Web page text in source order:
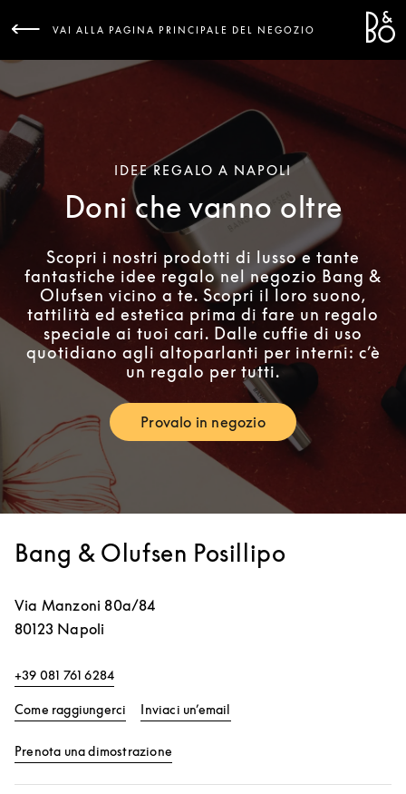
VAI ALLA PAGINA PRINCIPALE DEL NEGOZIO
IDEE REGALO A NAPOLI
Doni che vanno oltre
Scopri i nostri prodotti di lusso e tante
fantastiche idee regalo nel negozio Bang &
Olufsen vicino a te. Scopri il loro suono,
tattilità ed estetica prima di fare un regalo
speciale ai tuoi cari. Dalle cuffie di uso
quotidiano agli altoparlanti per interni: c’è
un regalo per tutti.
Provalo in negozioLink Opens in New Tab
Bang & Olufsen Posillipo
Via Manzoni 80a/84
80123 Napoli
+39 081 761 6284
Come raggiungerci Link Opens in New Tab
Inviaci un’email
Prenota una dimostrazione